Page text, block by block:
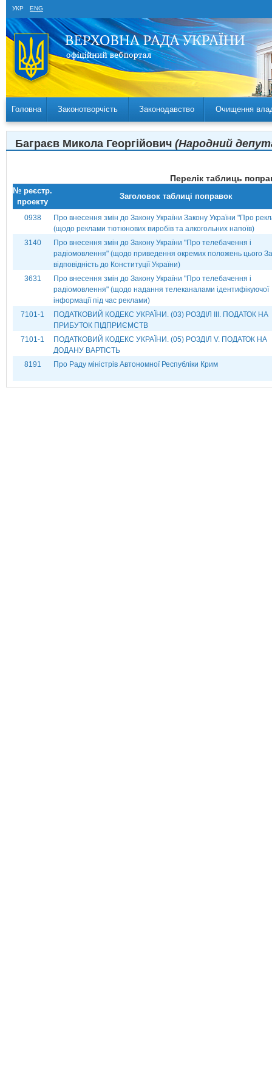
УКР ENG
Головна Законотворчість Законодавство Очищення
Баграєв Микола Георгійович (Народний
Перелік таблиць
№ реєстр.
проекту
Заголовок таблиці поправок
0938
Про внесення змін до Закону України Закону України "Про
(щодо реклами тютюнових виробів та алкогольних напоїв)
3140
Про внесення змін до Закону України "Про телебачення і
радіомовлення" (щодо приведення окремих положень цього
відповідність до Конституції України)
3631
Про внесення змін до Закону України "Про телебачення і
радіомовлення" (щодо надання телеканалами ідентифікуючої
інформації під час реклами)
7101-1
ПОДАТКОВИЙ КОДЕКС УКРАЇНИ. (03) РОЗДІЛ ІІІ. ПОДАТОК НА
ПРИБУТОК ПІДПРИЄМСТВ
7101-1
ПОДАТКОВИЙ КОДЕКС УКРАЇНИ. (05) РОЗДІЛ V. ПОДАТОК НА
ДОДАНУ ВАРТІСТЬ
8191
Про Раду міністрів Автономної Республіки Крим